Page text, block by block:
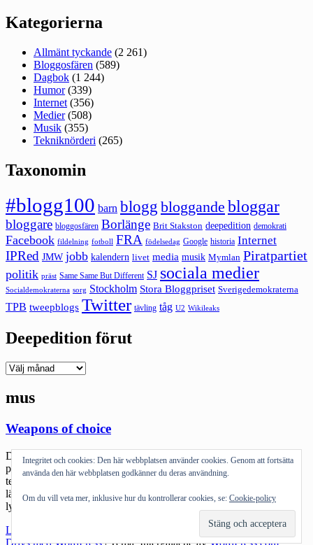
Kategorierna
Allmänt tyckande (2 261)
Bloggosfären (589)
Dagbok (1 244)
Humor(339)
Internet (356)
Medier(508)
Musik (355)
Tekniknörderi (265)
Taxonomin
#blogg100 barn blogg bloggande bloggar
bloggare bloggosfären Borlänge Brit Stakston deepedition demokrati
Facebook fildelning fotboll FRA födelsedag Google historia Internet
IPRed JMW jobb kalendern livet media musik Mymlan Piratpartiet
politik präst Same Same But Different SJ sociala medier
Socialdemokraterna sorg Stockholm Stora Bloggpriset Sverigedemokraterna
TPB tweepblogs Twitter tävling tåg U2 Wikileaks
Deepedition förut
Deepedition
mus
Weapons of choice
Det var ett tag sen jag fick nörda mig lite men nu gör jag en sån
postning. Mina weapons of choice, mina älskade gadgets. Jag är en
tekniknörd. Jag kan inte tänka mig att köpa skitdyra kläder eller
lägga ner vansinniga pengar på att resa. Däremot blir jag faktiskt
lycklig av tekniska prylar. När jag […]
Läs mer
of
Drivs med WordPress |Tema: Intergalactic avWordPress.com.
Integritet och cookies: Den här webbplatsen använder cookies. Genom att fortsätta
använda den här webbplatsen godkänner du deras användning.
Om du vill veta mer, inklusive hur du kontrollerar cookies, se: Cookie-policy